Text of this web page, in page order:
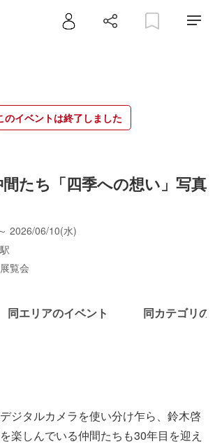
のイベントは終了しました
たち「四季への想い」写真
2026/06/10(水)
覧会
同エリアのイベント 同カテゴリの
ジタルカメラを使い分け乍ら、鈴木啓
楽しんでいる仲間たちも30年目を迎え